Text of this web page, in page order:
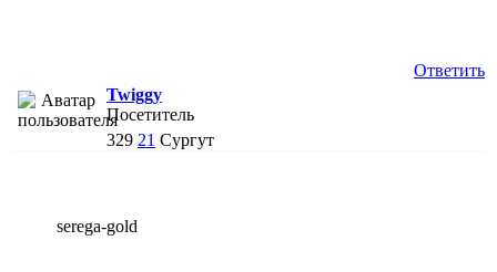
Ответить
Twiggy
Посетитель
329 21 Сургут
serega-gold